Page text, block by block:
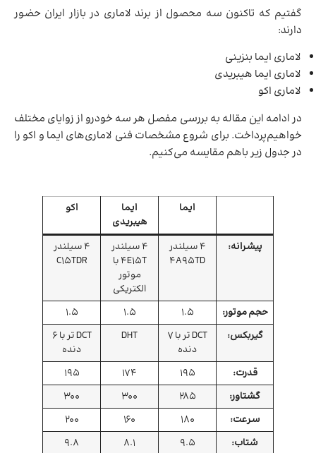
گفتیم که تاکنون سه محصول از برند لاماری در بازار ایران حضور
دارند:
لاماری ایما بنزینی
لاماری ایما هیبریدی
لاماری اکو
در ادامه این مقاله به بررسی مفصل هر سه خودرو از زوایای مختلف
خواهیم‌پرداخت. برای شروع مشخصات فنی لاماری‌های ایما و اکو را
در جدول زیر باهم مقایسه می‌کنیم.
ایما
ایما
هیبریدی
اکو
پیشرانه:
4 سیلندر
4A95TD
4 سیلندر
4E15T با
موتور
الکتریکی
4 سیلندر
C15TDR
حجم موتور: 1.5
1.5
1.5
گیربکس:
DCT تر با 7
دنده
DHT
DCT تر با 6
دنده
قدرت:
195
174
195
گشتاور:
285
300
300
سرعت:
180
160
200
شتاب:
9.5
8.1
9.8